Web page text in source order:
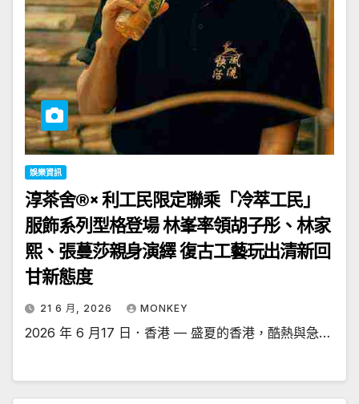
娛樂資訊
淳茶舍®× 利工民限定聯乘「冷萃工民」
服飾系列型格登場 林峯率領胡子彤、林家
熙、張蔓莎親身演繹 復古工藝玩出清新回
甘新態度
21 6 月, 2026 MONKEY
2026 年 6 月17 日．香港 — 盛夏的香港，酷熱與急…